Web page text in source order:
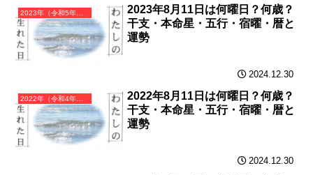
2023年（令和5年）癸卯（みずのとう）・卯年（うさぎ年）カレンダー（月曜はじまり）
2023年8月11日は何曜日？何歳？
干支・本命星・五行・宿曜・暦と
運勢
2024.12.30
2022年（令和4年）壬寅（みずのえとら）・寅年（とら年）カレンダー（月曜はじまり）
2022年8月11日は何曜日？何歳？
干支・本命星・五行・宿曜・暦と
運勢
2024.12.30